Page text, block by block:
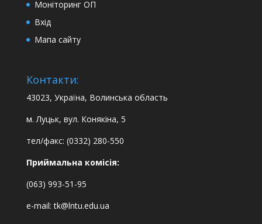
Моніторинг ОП
Вхід
Мапа сайту
Контакти:
43023, Україна, Волинська область
м. Луцьк, вул. Конякіна, 5
тел/факс: (0332) 280-550
Приймальна комісія:
(063) 993-51-95
e-mail:tk@lntu.edu.ua